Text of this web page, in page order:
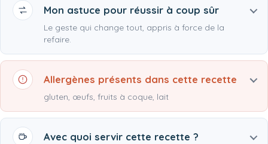
Mon astuce pour réussir à coup sûr
Le geste qui change tout, appris à force de la
refaire.
Allergènes présents dans cette recette
gluten, œufs, fruits à coque, lait
Avec quoi servir cette recette ?